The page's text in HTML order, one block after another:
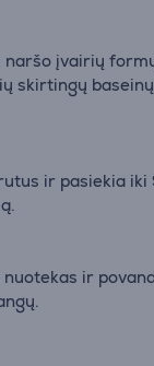
naršo įvairių
skirtingų
ir pasiekia iki
ir